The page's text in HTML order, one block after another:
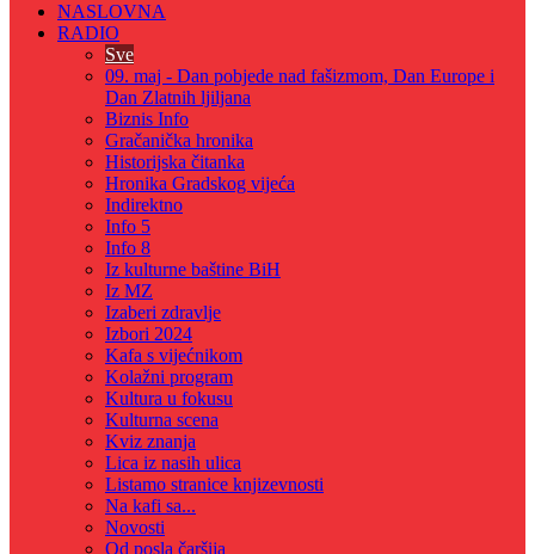
NASLOVNA
RADIO
Sve
09. maj - Dan pobjede nad fašizmom, Dan Europe i
Dan Zlatnih ljiljana
Biznis Info
Gračanička hronika
Historijska čitanka
Hronika Gradskog vijeća
Indirektno
Info 5
Info 8
Iz kulturne baštine BiH
Iz MZ
Izaberi zdravlje
Izbori 2024
Kafa s vijećnikom
Kolažni program
Kultura u fokusu
Kulturna scena
Kviz znanja
Lica iz nasih ulica
Listamo stranice knjizevnosti
Na kafi sa...
Novosti
Od posla čaršija